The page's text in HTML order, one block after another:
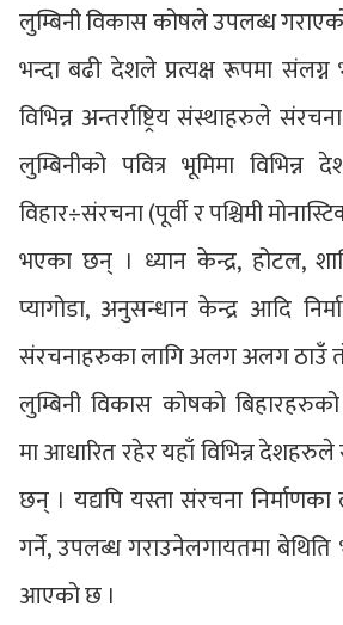
लुम्बिनी विकास कोषले उपलब्ध
भन्दा बढी देशले प्रत्यक्ष रूपमा
विभिन्न अन्तर्राष्ट्रिय संस्थाहरुले
लुम्बिनीको पवित्र भूमिमा
विहार÷संरचना (पूर्वी र पश्चिमी
भएका छन् । ध्यान केन्द्र, होटल,
प्यागोडा, अनुसन्धान केन्द्र आदि
संरचनाहरुका लागि अलग अलग ठाउँ
लुम्बिनी विकास कोषको
मा आधारित रहेर यहाँ विभिन्न देशहरुले
छन् । यद्यपि यस्ता संरचना निर्माणका
गर्ने, उपलब्ध गराउनेलगायतमा बेथिति
आएको छ ।